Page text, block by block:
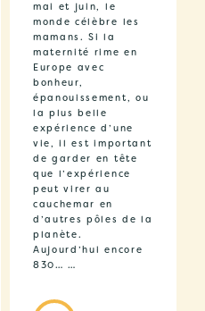
mai et juin, le
monde célèbre les
mamans. Si la
maternité rime en
Europe avec
bonheur,
épanouissement, ou
la plus belle
expérience d’une
vie, il est important
de garder en tête
que l’expérience
peut virer au
cauchemar en
d’autres pôles de la
planète.
Aujourd’hui encore
830… …